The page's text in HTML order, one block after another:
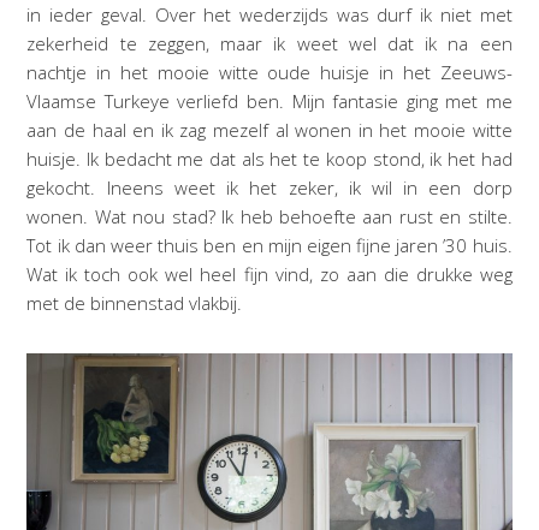
in ieder geval. Over het wederzijds was durf ik niet met
zekerheid te zeggen, maar ik weet wel dat ik na een
nachtje in het mooie witte oude huisje in het Zeeuws-
Vlaamse Turkeye verliefd ben. Mijn fantasie ging met me
aan de haal en ik zag mezelf al wonen in het mooie witte
huisje. Ik bedacht me dat als het te koop stond, ik het had
gekocht. Ineens weet ik het zeker, ik wil in een dorp
wonen. Wat nou stad? Ik heb behoefte aan rust en stilte.
Tot ik dan weer thuis ben en mijn eigen fijne jaren ’30 huis.
Wat ik toch ook wel heel fijn vind, zo aan die drukke weg
met de binnenstad vlakbij.